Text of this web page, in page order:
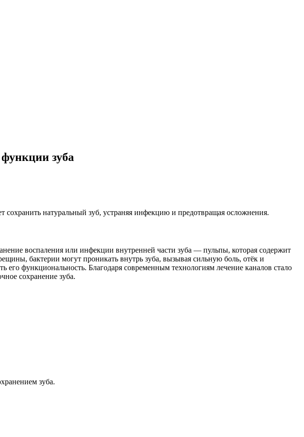
зуба
сохранить натуральный зуб, устраняя инфекцию и предотвращая осложнения.
воспаления или инфекции внутренней части зуба — пульпы, которая содержит
бактерии могут проникать внутрь зуба, вызывая сильную боль, отёк и
его функциональность. Благодаря современным технологиям лечение каналов стало
сохранение зуба.
зуба.